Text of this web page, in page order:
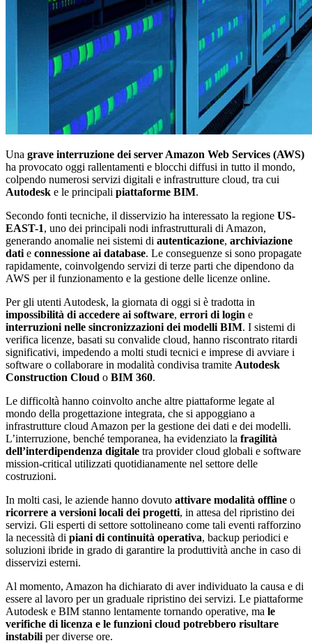
Una grave interruzione dei server Amazon Web Services (AWS)
ha provocato oggi rallentamenti e blocchi diffusi in tutto il mondo,
colpendo numerosi servizi digitali e infrastrutture cloud, tra cui
Autodesk e le principali piattaforme BIM.
Secondo fonti tecniche, il disservizio ha interessato la regione US-
EAST-1, uno dei principali nodi infrastrutturali di Amazon,
generando anomalie nei sistemi di autenticazione, archiviazione
dati e connessione ai database. Le conseguenze si sono propagate
rapidamente, coinvolgendo servizi di terze parti che dipendono da
AWS per il funzionamento e la gestione delle licenze online.
Per gli utenti Autodesk, la giornata di oggi si è tradotta in
impossibilità di accedere ai software, errori di login e
interruzioni nelle sincronizzazioni dei modelli BIM. I sistemi di
verifica licenze, basati su convalide cloud, hanno riscontrato ritardi
significativi, impedendo a molti studi tecnici e imprese di avviare i
software o collaborare in modalità condivisa tramite Autodesk
Construction Cloud o BIM 360.
Le difficoltà hanno coinvolto anche altre piattaforme legate al
mondo della progettazione integrata, che si appoggiano a
infrastrutture cloud Amazon per la gestione dei dati e dei modelli.
L’interruzione, benché temporanea, ha evidenziato la fragilità
dell’interdipendenza digitale tra provider cloud globali e software
mission-critical utilizzati quotidianamente nel settore delle
costruzioni.
In molti casi, le aziende hanno dovuto attivare modalità offline o
ricorrere a versioni locali dei progetti, in attesa del ripristino dei
servizi. Gli esperti di settore sottolineano come tali eventi rafforzino
la necessità di piani di continuità operativa, backup periodici e
soluzioni ibride in grado di garantire la produttività anche in caso di
disservizi esterni.
Al momento, Amazon ha dichiarato di aver individuato la causa e di
essere al lavoro per un graduale ripristino dei servizi. Le piattaforme
Autodesk e BIM stanno lentamente tornando operative, ma le
verifiche di licenza e le funzioni cloud potrebbero risultare
instabili per diverse ore.